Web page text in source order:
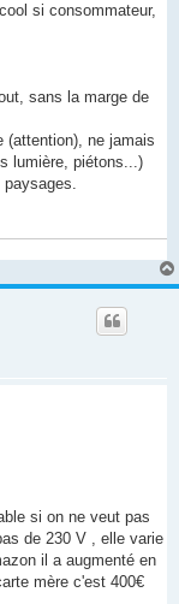
si consommateur,
sans la marge de
(attention), ne jamais
lumière, piétons...)
si on ne veut pas
de 230 V , elle varie
il a augmenté en
mère c'est 400€